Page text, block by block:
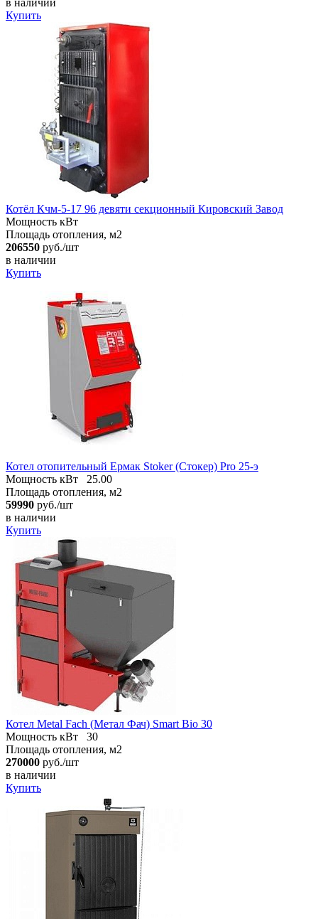
Купить
Котёл Кчм-5-17 96 девяти секционный Кировский Завод
Мощность кВт
Площадь отопления, м2
206550 руб./шт
в наличии
Купить
Котел отопительный Ермак Stoker (Стокер) Pro 25-э
Мощность кВт
25.00
Площадь отопления, м2
59990 руб./шт
в наличии
Купить
Котел Metal Fach (Метал Фач) Smart Bio 30
Мощность кВт
30
Площадь отопления, м2
270000 руб./шт
в наличии
Купить